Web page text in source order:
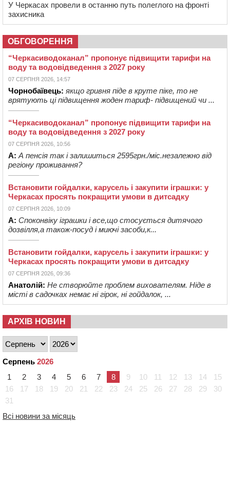
У Черкасах провели в останню путь полеглого на фронті
захисника
ОБГОВОРЕННЯ
“Черкасиводоканал” пропонує підвищити тарифи на
воду та водовідведення з 2027 року
07 СЕРПНЯ 2026, 14:57
Чорнобаївець: якщо гривня піде в круте піке, то не
врятують ці підвищення жоден тариф- підвищений чи ...
“Черкасиводоканал” пропонує підвищити тарифи на
воду та водовідведення з 2027 року
07 СЕРПНЯ 2026, 10:56
А: А пенсія так і залишиться 2595грн./міс.незалежно від
регіону проживання?
Встановити гойдалки, карусель і закупити іграшки: у
Черкасах просять покращити умови в дитсадку
07 СЕРПНЯ 2026, 10:09
А: Споконвіку іграшки і все,що стосується дитячого
дозвілля,а також-посуд і миючі засоби,к...
Встановити гойдалки, карусель і закупити іграшки: у
Черкасах просять покращити умови в дитсадку
07 СЕРПНЯ 2026, 09:36
Анатолій: Не створюйте проблем вихователям. Ніде в
місті в садочках немає ні гірок, ні гойдалок, ...
АРХІВ НОВИН
Серпень 2026
1
2 3 4 5 6 7 8 9 10 11 12 13 14
15
16
17 18 19 20 21 22 23 24 25 26 27 28 29
30
31
Всі новини за місяць